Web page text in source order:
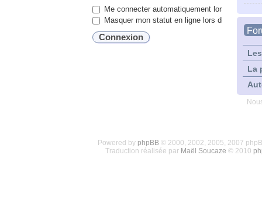
La
Me connecter automatiquement lors de
Masquer mon statut en ligne lors de cette
Powered by phpBB© 2000, 2002, 2005, 2007
Traduction réalisée par Maël Soucaze © 2010